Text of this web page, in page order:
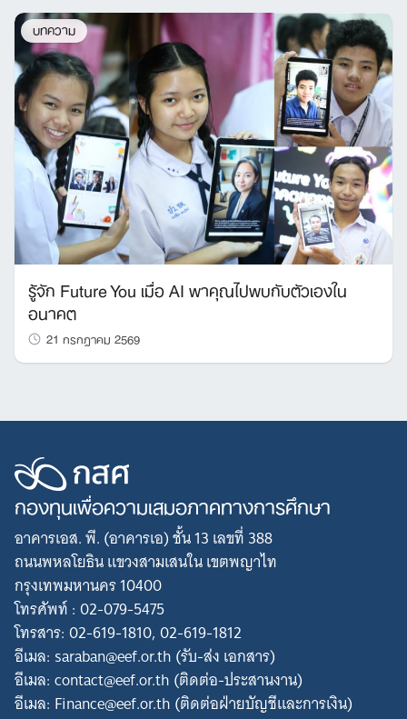
บทความ
รู้จัก Future You เมื่อ AI พาคุณไปพบกับตัวเองใน
อนาคต
21 กรกฎาคม 2569
กองทุนเพื่อความเสมอภาคทางการศึกษา
อาคารเอส. พี. (อาคารเอ) ชั้น 13 เลขที่ 388
ถนนพหลโยธิน แขวงสามเสนใน เขตพญาไท
กรุงเทพมหานคร 10400
โทรศัพท์ : 02-079-5475
โทรสาร: 02-619-1810, 02-619-1812
อีเมล: saraban@eef.or.th (รับ-ส่ง เอกสาร)
อีเมล: contact@eef.or.th (ติดต่อ-ประสานงาน)
อีเมล: Finance@eef.or.th (ติดต่อฝ่ายบัญชีและการเงิน)